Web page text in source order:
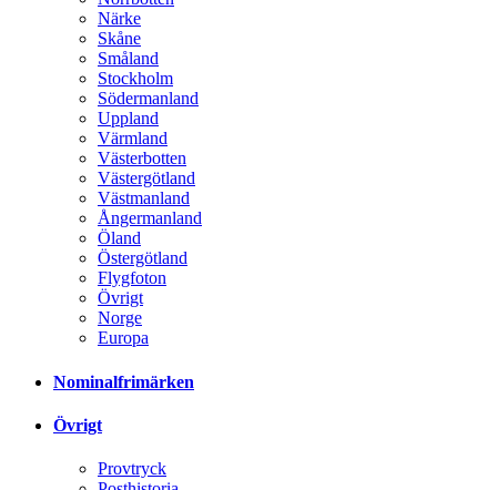
Närke
Skåne
Småland
Stockholm
Södermanland
Uppland
Värmland
Västerbotten
Västergötland
Västmanland
Ångermanland
Öland
Östergötland
Flygfoton
Övrigt
Norge
Europa
Nominalfrimärken
Övrigt
Provtryck